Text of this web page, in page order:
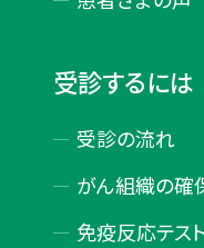
受診するには
受診の流れ
がん組織の確
免疫反応テス